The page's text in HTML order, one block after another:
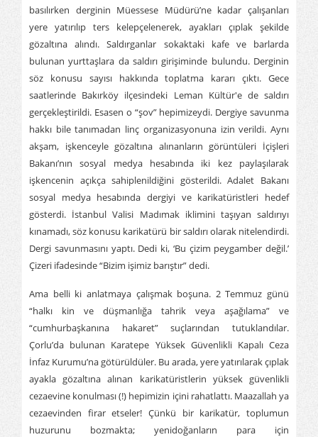
basılırken derginin Müessese Müdürü’ne kadar çalışanları
yere yatırılıp ters kelepçelenerek, ayakları çıplak şekilde
gözaltına alındı. Saldırganlar sokaktaki kafe ve barlarda
bulunan yurttaşlara da saldırı girişiminde bulundu. Derginin
söz konusu sayısı hakkında toplatma kararı çıktı. Gece
saatlerinde Bakırköy ilçesindeki Leman Kültür'e de saldırı
gerçekleştirildi. Esasen o “şov” hepimizeydi. Dergiye savunma
hakkı bile tanımadan linç organizasyonuna izin verildi. Aynı
akşam, işkenceyle gözaltına alınanların görüntüleri İçişleri
Bakanı’nın sosyal medya hesabında iki kez paylaşılarak
işkencenin açıkça sahiplenildiğini gösterildi. Adalet Bakanı
sosyal medya hesabında dergiyi ve karikatüristleri hedef
gösterdi. İstanbul Valisi Madımak iklimini taşıyan saldırıyı
kınamadı, söz konusu karikatürü bir saldırı olarak nitelendirdi.
Dergi savunmasını yaptı. Dedi ki, ‘Bu çizim peygamber değil.’
Çizeri ifadesinde “Bizim işimiz barıştır” dedi.
Ama belli ki anlatmaya çalışmak boşuna. 2 Temmuz günü
“halkı kin ve düşmanlığa tahrik veya aşağılama” ve
“cumhurbaşkanına hakaret” suçlarından tutuklandılar.
Çorlu’da bulunan Karatepe Yüksek Güvenlikli Kapalı Ceza
İnfaz Kurumu’na götürüldüler. Bu arada, yere yatırılarak çıplak
ayakla gözaltına alınan karikatüristlerin yüksek güvenlikli
cezaevine konulması (!) hepimizin içini rahatlattı. Maazallah ya
cezaevinden firar etseler! Çünkü bir karikatür, toplumun
huzurunu bozmakta; yenidoğanların para için